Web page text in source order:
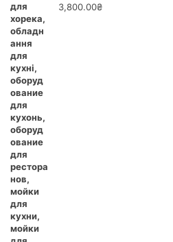
3,800.00₴